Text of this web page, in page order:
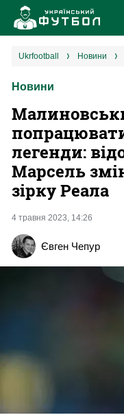
ukrfootball новини
Новини
легенди:
Марсель
зірку Реала
4 травня 2023, 14:26
Євген Чепур